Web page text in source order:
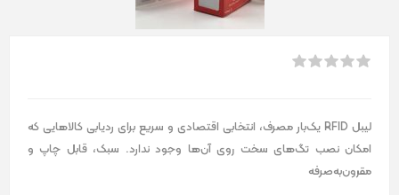
لیبل RFID یک‌بار مصرف، انتخابی اقتصادی و سریع برای ردیابی کالاهایی که
امکان نصب تگ‌های سخت روی آن‌ها وجود ندارد. سبک، قابل چاپ و
مقرون‌به‌صرفه